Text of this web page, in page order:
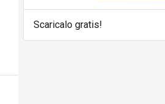
Scaricalo gratis!